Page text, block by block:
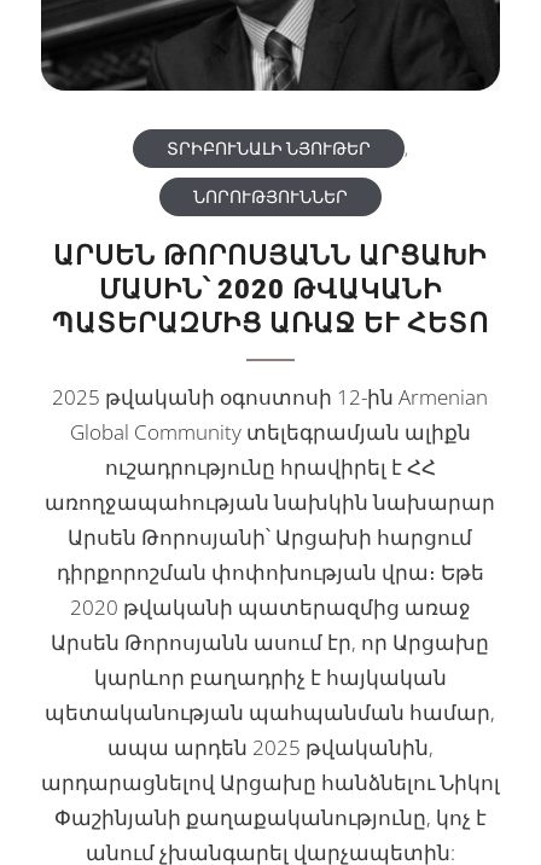
ԱՐՍԵՆ ԹՈՐՈՍՅԱՆՆ ԱՐՑԱԽԻ
ՄԱՍԻՆ՝ 2020 ԹՎԱԿԱՆԻ
ՊԱՏԵՐԱԶՄԻՑ ԱՌԱՋ ԵՒ ՀԵՏՈ
ՏՐԻԲՈՒՆԱԼԻ ՆՅՈՒԹԵՐ ,
ՆՈՐՈՒԹՅՈՒՆՆԵՐ
2025 թվականի օգոստոսի 12-ին Armenian
Global Community տելեգրամյան ալիքն
ուշադրությունը հրավիրել է ՀՀ
առողջապահության նախկին նախարար
Արսեն Թորոսյանի՝ Արցախի հարցում
դիրքորոշման փոփոխության վրա։ Եթե
2020 թվականի պատերազմից առաջ
Արսեն Թորոսյանն ասում էր, որ Արցախը
կարևոր բաղադրիչ է հայկական
պետականության պահպանման համար,
ապա արդեն 2025 թվականին,
արդարացնելով Արցախը հանձնելու Նիկոլ
Փաշինյանի քաղաքականությունը, կոչ է
անում չխանգարել վարչապետին: